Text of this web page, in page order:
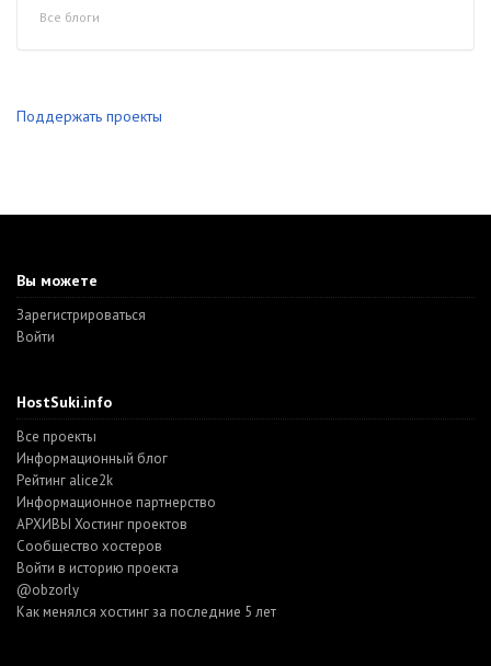
Все блоги
Поддержать проекты
Вы можете
Зарегистрироваться
Войти
HostSuki.info
Все проекты
Информационный блог
Рейтинг alice2k
Информационное партнерство
АРХИВЫ Хостинг проектов
Cообщество хостеров
Войти в историю проекта
@obzorly
Как менялся хостинг за последние 5 лет